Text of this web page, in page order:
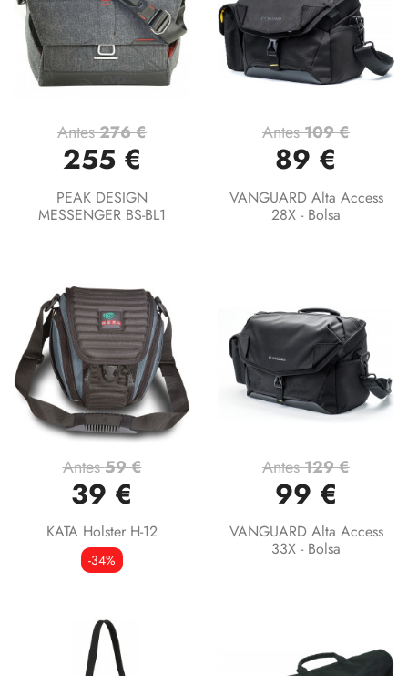
Antes276 €
255 €
PEAK DESIGN
MESSENGER BS-BL1
Antes109 €
89 €
VANGUARD Alta Access
28X - Bolsa
Antes59 €
39 €
KATA Holster H-12
-34%
Antes129 €
99 €
VANGUARD Alta Access
33X - Bolsa